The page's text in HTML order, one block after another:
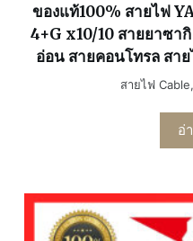
ของแท้100% สายไฟ
4+G x10/10 สายยาซา
อ่อน สายคอนโทรล สาย
สายไฟ Cable,
อ่